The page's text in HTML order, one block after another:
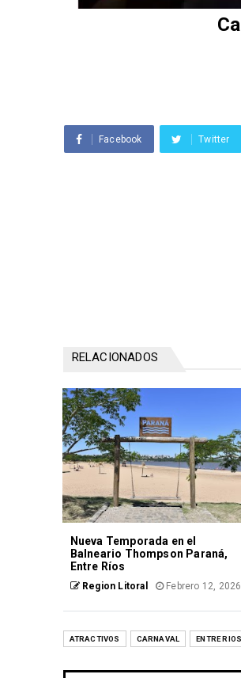
Facebook Twitter
RELACIONADOS
Nueva Temporada en el
Balneario Thompson Paraná,
Entre Ríos
Region Litoral Febrero 12, 2026
ATRACTIVOS CARNAVAL ENTRE RIOS